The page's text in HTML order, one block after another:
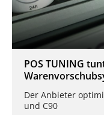
POS TUNING
Der Anbieter
und C90